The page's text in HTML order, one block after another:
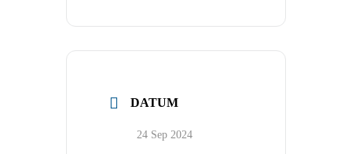
DATUM
24 Sep 2024